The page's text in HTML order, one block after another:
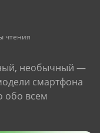
чтения
необычный —
смартфона
обо всем